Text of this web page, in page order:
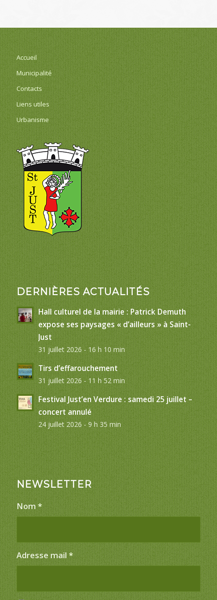
Accueil
Municipalité
Contacts
Liens utiles
Urbanisme
DERNIÈRES ACTUALITÉS
Hall culturel de la mairie : Patrick Demuth
expose ses paysages « d’ailleurs » à Saint-
Just
31 juillet 2026 - 16 h 10 min
Tirs d’effarouchement
31 juillet 2026 - 11 h 52 min
Festival Just’en Verdure : samedi 25 juillet –
concert annulé
24 juillet 2026 - 9 h 35 min
NEWSLETTER
Nom *
Adresse mail *